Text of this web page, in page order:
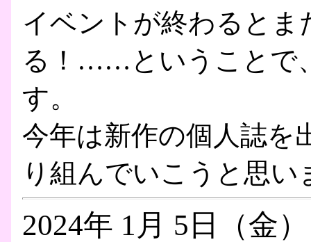
イベントが終わると
る！……ということで
す。
今年は新作の個人誌を
り組んでいこうと思
2024年 1月 5日（金）